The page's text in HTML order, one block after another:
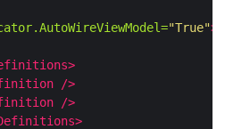
"True">
/>
/>